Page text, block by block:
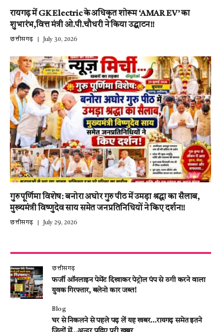
रायगढ़ में GK Electric के अधिकृत शोरूम ‘AMAR EV’ का
शुभारंभ,वित्त मंत्री ओ.पी.चौधरी ने किया उद्घाटन!!
छत्तीसगढ़ July 30, 2026
गुरु पूर्णिमा विशेष: बनोरा अघोर गुरु पीठ में उमड़ा श्रद्धा का सैलाब,
मुख्यमंत्री विष्णुदेव साय समेत जनप्रतिनिधियों ने किए दर्शन!!
छत्तीसगढ़ July 29, 2026
छत्तीसगढ़
फर्जी ऑनलाइन पेमेंट दिखाकर पेट्रोल पंप से ठगी करने वाला
युवक गिरफ्तार, बलेनो कार जब्त!
Blog
घर से निकलने से पहले पढ़ लें यह खबर…रायगढ़ समेत इतने